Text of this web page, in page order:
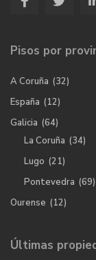
Pisos por
A Coruña (32)
España (12)
Galicia (64)
La Coruña (34)
Lugo (21)
Pontevedra (69)
Ourense (12)
Últimas